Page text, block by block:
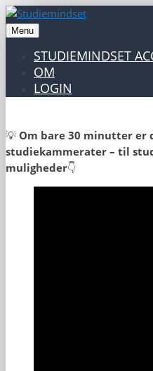
Menu
STUDIEMINDSET
OM
LOGIN
💡 Om bare 30 minutter
studiekammerater – til
muligheder👇